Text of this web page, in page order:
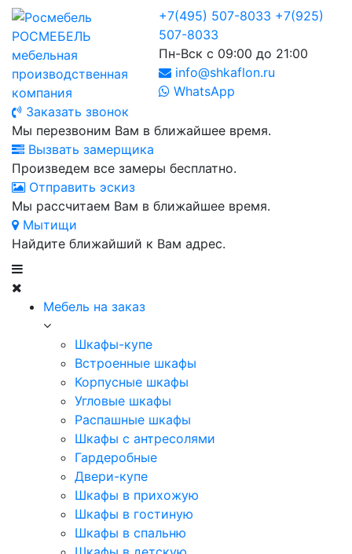
РОСМЕБЕЛЬ
мебельная
производственная
компания
+7(495) 507-8033 +7(925)
507-8033
Пн-Вск с 09:00 до 21:00
info@shkaflon.ru
WhatsApp
Заказать звонок
Мы перезвоним Вам в ближайшее время.
Вызвать замерщика
Произведем все замеры бесплатно.
Отправить эскиз
Мы рассчитаем Вам в ближайшее время.
Мытищи
Найдите ближайший к Вам адрес.
Мебель на заказ
Шкафы-купе
Встроенные шкафы
Корпусные шкафы
Угловые шкафы
Распашные шкафы
Шкафы с антресолями
Гардеробные
Двери-купе
Шкафы в прихожую
Шкафы в гостиную
Шкафы в спальню